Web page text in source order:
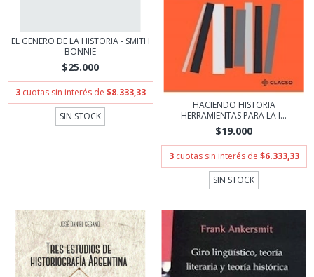
EL GENERO DE LA HISTORIA - SMITH
BONNIE
$25.000
3 cuotas sin interés de $8.333,33
SIN STOCK
HACIENDO HISTORIA
HERRAMIENTAS PARA LA I...
$19.000
3 cuotas sin interés de $6.333,33
SIN STOCK